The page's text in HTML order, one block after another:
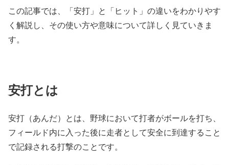
この記事では、「安打」と「ヒット」の違いをわかりやす
く解説し、その使い方や意味について詳しく見ていきま
す。
安打とは
安打（あんだ）とは、野球において打者がボールを打ち、
フィールド内に入った後に走者として安全に到達すること
で記録される打撃のことです。